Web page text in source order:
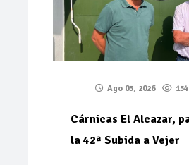
Ago 03, 2026 154
Cárnicas El Alcazar,
la 42ª Subida a Vejer